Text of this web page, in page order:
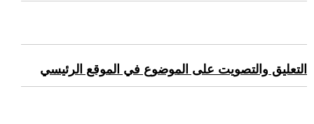
التعليق والتصويت على الموضوع في الموقع الرئيسي